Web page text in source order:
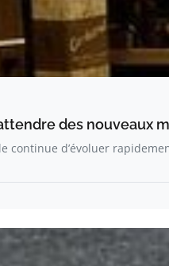
des nouveaux
continue d’évoluer